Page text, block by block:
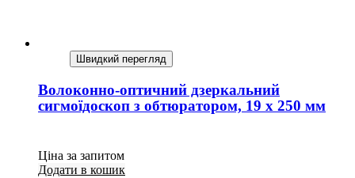
Швидкий перегляд
Волоконно-оптичний дзеркальний
сигмоїдоскоп з обтюратором, 19 х 250 мм
Ціна за запитом
Додати в кошик